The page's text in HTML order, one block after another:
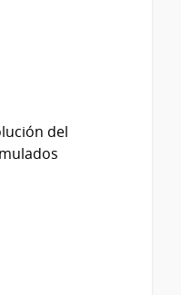
del